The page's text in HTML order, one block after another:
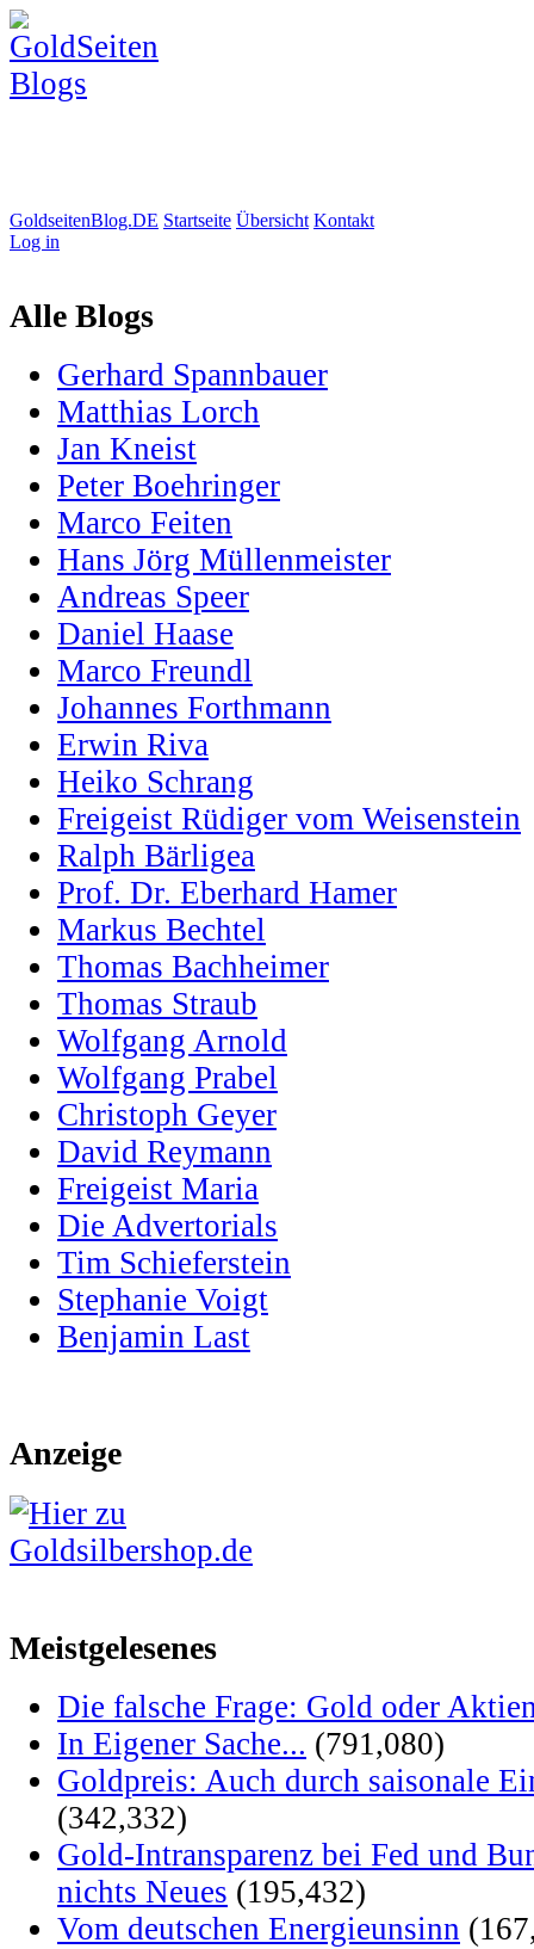
GoldseitenBlog.DE Startseite Übersicht Kontakt
Log in
Alle Blogs
Gerhard Spannbauer
Matthias Lorch
Jan Kneist
Peter Boehringer
Marco Feiten
Hans Jörg Müllenmeister
Andreas Speer
Daniel Haase
Marco Freundl
Johannes Forthmann
Erwin Riva
Heiko Schrang
Freigeist Rüdiger vom Weisenstein
Ralph Bärligea
Prof. Dr. Eberhard Hamer
Markus Bechtel
Thomas Bachheimer
Thomas Straub
Wolfgang Arnold
Wolfgang Prabel
Christoph Geyer
David Reymann
Freigeist Maria
Die Advertorials
Tim Schieferstein
Stephanie Voigt
Benjamin Last
Anzeige
Meistgelesenes
Die falsche Frage: Gold oder
In Eigener Sache... (791,080)
Goldpreis: Auch durch saisonale
(342,332)
Gold-Intransparenz bei Fed und
nichts Neues (195,432)
Vom deutschen Energieunsinn